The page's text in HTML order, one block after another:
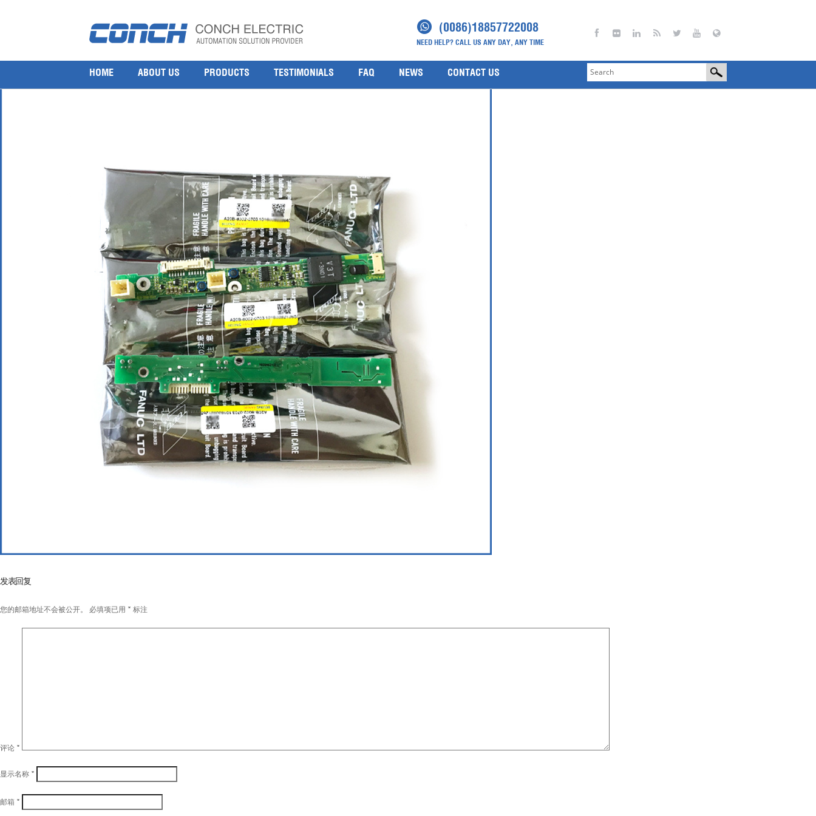
(0086)18857722008
NEED HELP? CALL US ANY DAY, ANY TIME
HOME ABOUT US PRODUCTS TESTIMONIALS FAQ NEWS CONTACT US
Fanuc IO mainboard A20B-8002-0703
发表回复
您的邮箱地址不会被公开。 必填项已用 * 标注
评论 *
显示名称 *
邮箱 *